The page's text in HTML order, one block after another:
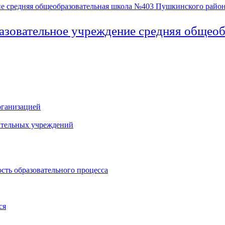
учреждение средняя
учреждений
образовательного процесса